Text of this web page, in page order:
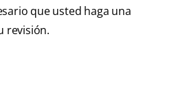
que usted haga una
revisión.